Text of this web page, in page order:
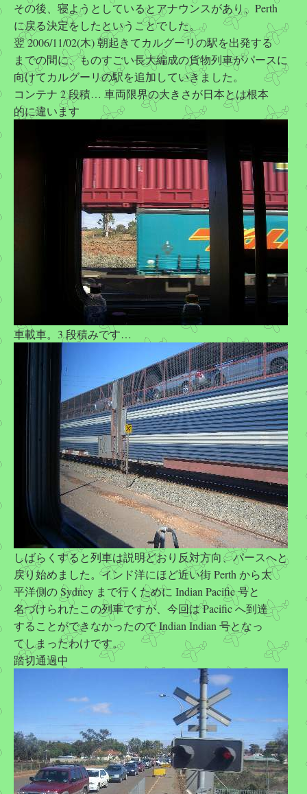
その後、寝ようとしているとアナウンスがあり、Perth
に戻る決定をしたということでした。
翌 2006/11/02(木) 朝起きてカルグーリの駅を出発する
までの間に、ものすごい長大編成の貨物列車がパースに
向けてカルグーリの駅を追加していきました。
コンテナ 2 段積… 車両限界の大きさが日本とは根本
的に違います
車載車。3 段積みです…
しばらくすると列車は説明どおり反対方向、パースへと
戻り始めました。インド洋にほど近い街 Perth から太
平洋側の Sydney まで行くために Indian Pacific 号と
名づけられたこの列車ですが、今回は Pacific へ到達
することができなかったので Indian Indian 号となっ
てしまったわけです。
踏切通過中